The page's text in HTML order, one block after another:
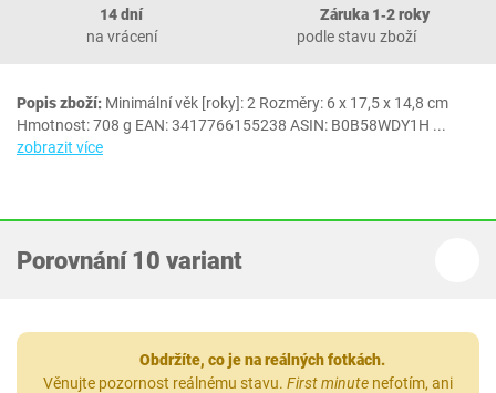
14 dní
na vrácení
Záruka 1‐2 roky
podle stavu zboží
Popis zboží: Minimální věk [roky]: 2 Rozměry: 6 x 17,5 x 14,8 cm
Hmotnost: 708 g EAN: 3417766155238 ASIN: B0B58WDY1H ...
zobrazit více
Porovnání 10 variant
Obdržíte, co je na reálných fotkách.
Věnujte pozornost reálnému stavu. First minute nefotím, ani